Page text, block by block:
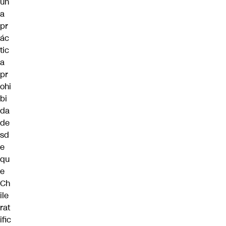
a
pr
ác
tic
a
pr
ohi
bi
da
de
sd
e
qu
e
Ch
ile
rat
ific